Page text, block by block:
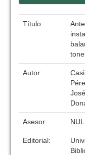
Título:
Autor:
Asesor:
Editorial: